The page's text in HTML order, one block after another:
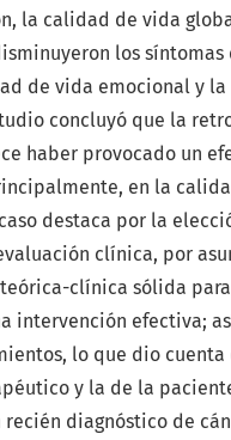
la calidad de vida
los síntomas
de vida emocional y la
concluyó que la
haber provocado un
en la
destaca por la
clínica, por
clínica sólida
intervención efectiva;
lo que dio
y la de la
recién diagnóstico de